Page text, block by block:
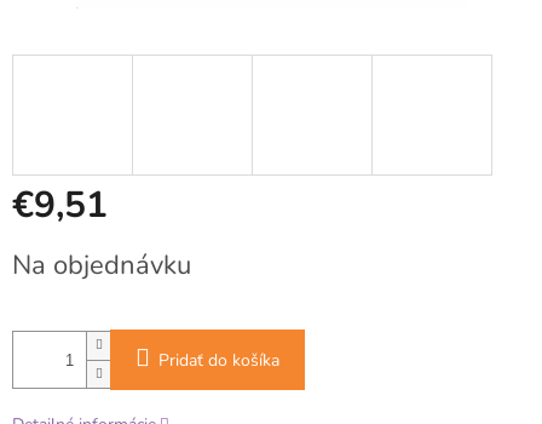
€9,51
cena:
Na objednávku
Pridať do košíka